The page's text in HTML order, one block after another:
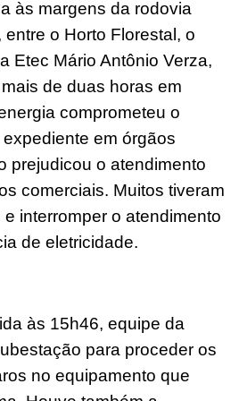
às margens da rodovia
o Horto Florestal, o
Etec Mário Antônio Verza,
de duas horas em
comprometeu o
em órgãos
prejudicou o atendimento
comerciais. Muitos tiveram
interromper o atendimento
de eletricidade.
às 15h46, equipe da
para proceder os
no equipamento que